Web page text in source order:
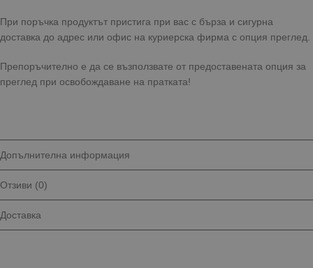
При поръчка продуктът пристига при вас с бърза и сигурна
доставка до адрес или офис на куриерска фирма с опция преглед.
Препоръчително е да се възползвате от предоставената опция за
преглед при освобождаване на пратката!
Допълнителна информация
Отзиви (0)
Доставка